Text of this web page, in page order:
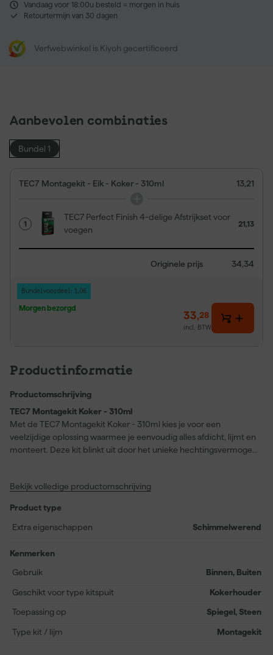
Vandaag voor 18:00u besteld = morgen in huis
Retourtermijn van 30 dagen
Verfwebwinkel is Kiyoh gecertificeerd
Aanbevolen combinaties
Bundel 1
TEC7 Montagekit - Eik - Koker - 310ml 13,21
1
TEC7 Perfect Finish 4-delige Afstrijkset voor
voegen
21,13
Originele prijs 34,34
Bundelvoordeel: 1,06
Morgen bezorgd
33,28
incl. BTW
Productinformatie
Productomschrijving
TEC7 Montagekit Koker - 310ml
Met de TEC7 Montagekit Koker - 310ml kies je voor een
veelzijdige oplossing waarmee je eenvoudig alles afdicht, lijmt en
monteert. Deze kit blinkt uit door het unieke hechtingsvermogen,
en buitengebruik. De gebruiker profiteert van een snelle
minuten kleefvrij is. Zelfs onder zware omstandigheden, met
omgevingstemperaturen van +5°C tot +40°C tijdens verwerking
155°C voor 30 min), blijft de kwaliteit behouden. De TEC7
weerstand tegen water, oliën, vetten en verdunde zuren.
Hierdoor is het product breed inzetbaar voor diverse
Bekijk volledige productomschrijving
Product type
Extra eigenschappen
Schimmelwerend
Kenmerken
Gebruik
Binnen, Buiten
Geschikt voor type kitspuit Kokerhouder
Toepassing op Spiegel, Steen
Type kit / lijm Montagekit